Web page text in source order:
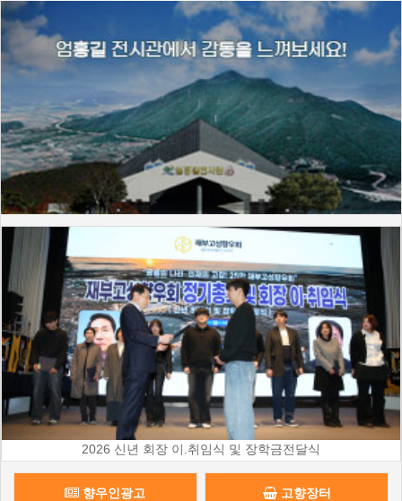
2026 신년 회장 이.취임식 및 장학금전달식
향우인광고 고향장터